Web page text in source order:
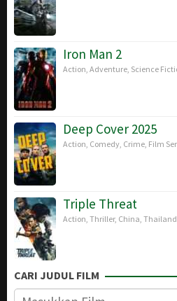
Iron Man 2
Action Adventure Science
Deep Cover 2025
Action Comedy Crime Film
Triple Threat
Action Thriller, China Thailand
CARI JUDUL FILM